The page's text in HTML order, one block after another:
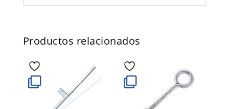
Productos relacionados